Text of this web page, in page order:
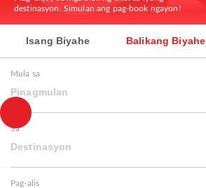
destinasyon. Simulan ang pag-book ngayon!
Isang Biyahe Balikang Biyahe
Mula sa
Pinagmulan
Sa
Destinasyon
Pag-alis